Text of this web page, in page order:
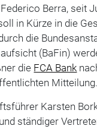
Berra, seit
in Kürze in die
die
(BaFin)
die FCA Bank
Mitteilung.
Karsten
ständiger